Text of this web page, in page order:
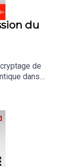
du
de
dans